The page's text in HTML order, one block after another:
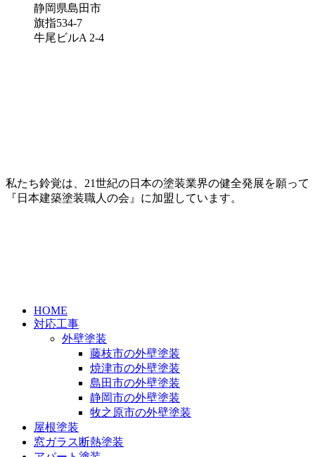
静岡県島田市
旗指534-7
牛尾ビルA 2-4
私たち鈴覚は、21世紀の日本の塗装業界の健全発展を願って
『日本建築塗装職人の会』に加盟しています。
HOME
対応工事
外壁塗装
藤枝市の外壁塗装
焼津市の外壁塗装
島田市の外壁塗装
静岡市の外壁塗装
牧之原市の外壁塗装
屋根塗装
窓ガラス断熱塗装